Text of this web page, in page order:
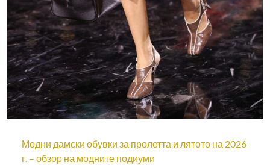
Модни дамски обувки за пролетта и лятото на 2026
г. – обзор на модните подиуми